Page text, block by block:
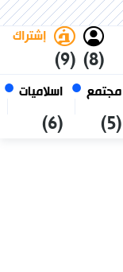
مجتمع
(5)
اسلاميات
(6)
(8)
إشتراك
(9)